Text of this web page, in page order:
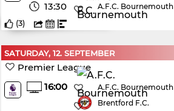
13:30
A.F.C. Bournemouth
(3)
SATURDAY, 12. SEPTEMBER
Premier League
16:00
A.F.C. Bournemouth
Brentford F.C.